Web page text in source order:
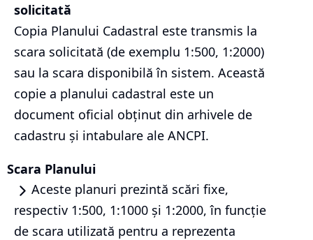
solicitată
Copia Planului Cadastral este transmis la
scara solicitată (de exemplu 1:500, 1:2000)
sau la scara disponibilă în sistem. Această
copie a planului cadastral este un
document oficial obținut din arhivele de
cadastru și intabulare ale ANCPI.
Scara Planului
Aceste planuri prezintă scări fixe,
respectiv 1:500, 1:1000 și 1:2000, în funcție
de scara utilizată pentru a reprezenta